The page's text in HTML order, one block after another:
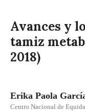
Avances y
tamiz
2018)
Erika Paola
Centro Nacional de